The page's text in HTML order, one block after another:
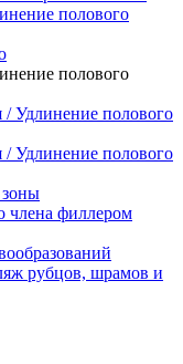
полового
полового
Удлинение полового
Удлинение полового
члена филлером
рубцов, шрамов и